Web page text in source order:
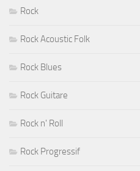
Rock
Rock Acoustic Folk
Rock Blues
Rock Guitare
Rock n' Roll
Rock Progressif